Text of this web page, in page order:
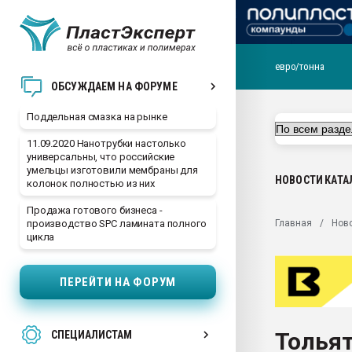
ОБСУЖДАЕМ НА ФОРУМЕ
Поддельная смазка на рынке
11.09.2020 Нанотрубки настолько
универсальны, что российские
умельцы изготовили мембраны для
колонок полностью из них
Продажа готового бизнеса -
производство SPC ламината полного
цикла
ПЕРЕЙТИ НА ФОРУМ
СПЕЦИАЛИСТАМ
ближайшее
Подмосковье, Москва
первый план в
28.07.2026
Всё, что касается
Материал поверхности
Продам отходы
евро/тонна
НОВОСТИ
Главная